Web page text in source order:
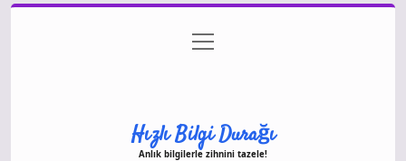
Gizlilik Politikası
menüyü
aç
Hızlı Bilgi Durağı
Anlık bilgilerle zihnini tazele!